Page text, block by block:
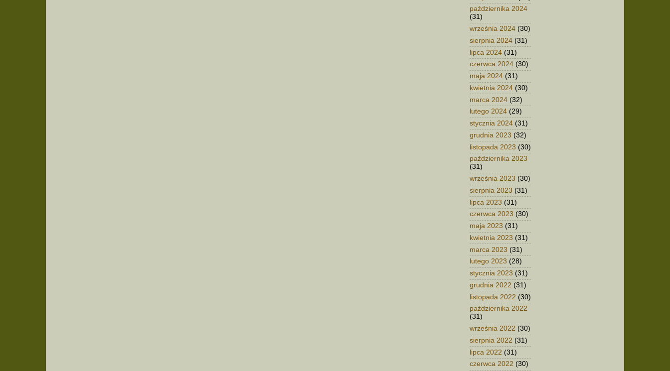
października 2024
(31)
września 2024 (30)
sierpnia 2024 (31)
lipca 2024 (31)
czerwca 2024 (30)
maja 2024 (31)
kwietnia 2024 (30)
marca 2024 (32)
lutego 2024 (29)
stycznia 2024 (31)
grudnia 2023 (32)
listopada 2023 (30)
października 2023
(31)
września 2023 (30)
sierpnia 2023 (31)
lipca 2023 (31)
czerwca 2023 (30)
maja 2023 (31)
kwietnia 2023 (31)
marca 2023 (31)
lutego 2023 (28)
stycznia 2023 (31)
grudnia 2022 (31)
listopada 2022 (30)
października 2022
(31)
września 2022 (30)
sierpnia 2022 (31)
lipca 2022 (31)
czerwca 2022 (30)